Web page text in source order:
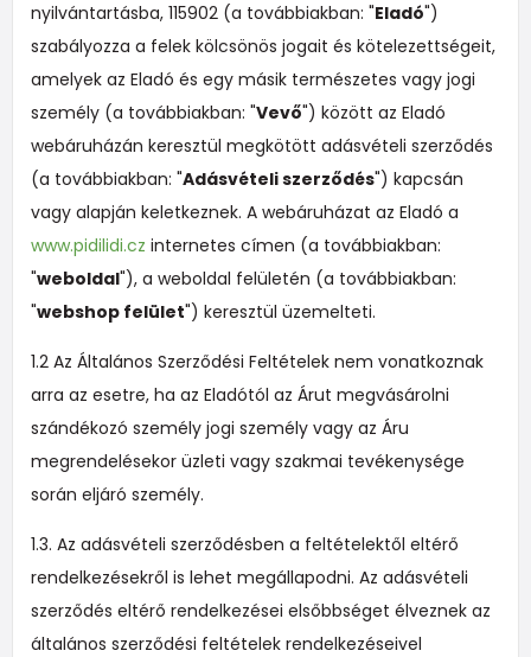
nyilvántartásba, 115902 (a továbbiakban: "Eladó")
szabályozza a felek kölcsönös jogait és kötelezettségeit,
amelyek az Eladó és egy másik természetes vagy jogi
személy (a továbbiakban: "Vevő") között az Eladó
webáruházán keresztül megkötött adásvételi szerződés
(a továbbiakban: "Adásvételi szerződés") kapcsán
vagy alapján keletkeznek. A webáruházat az Eladó a
www.pidilidi.cz internetes címen (a továbbiakban:
"weboldal"), a weboldal felületén (a továbbiakban:
"webshop felület") keresztül üzemelteti.
1.2 Az Általános Szerződési Feltételek nem vonatkoznak
arra az esetre, ha az Eladótól az Árut megvásárolni
szándékozó személy jogi személy vagy az Áru
megrendelésekor üzleti vagy szakmai tevékenysége
során eljáró személy.
1.3. Az adásvételi szerződésben a feltételektől eltérő
rendelkezésekről is lehet megállapodni. Az adásvételi
szerződés eltérő rendelkezései elsőbbséget élveznek az
általános szerződési feltételek rendelkezéseivel